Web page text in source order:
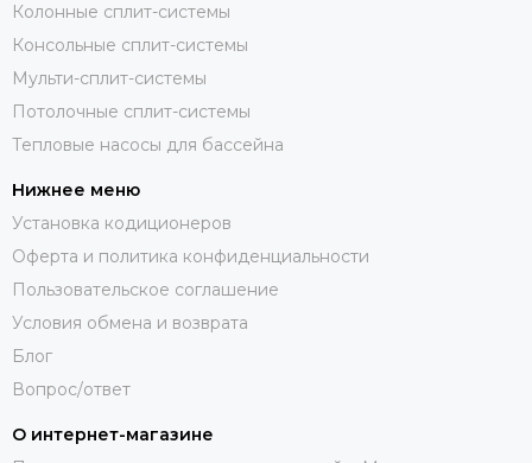
Колонные сплит-системы
Консольные сплит-системы
Мульти-сплит-системы
Потолочные сплит-системы
Тепловые насосы для бассейна
Нижнее меню
Установка кодиционеров
Оферта и политика конфиденциальности
Пользовательское соглашение
Условия обмена и возврата
Блог
Вопрос/ответ
О интернет-магазине